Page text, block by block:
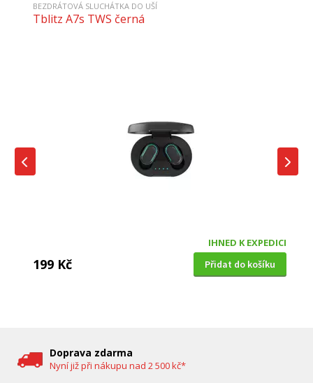
BEZDRÁTOVÁ SLUCHÁTKA DO UŠÍ
Tblitz A7s TWS černá
IHNED K EXPEDICI
199 Kč Přidat do košíku
Doprava zdarma
Nyní již při nákupu nad 2 500 kč*